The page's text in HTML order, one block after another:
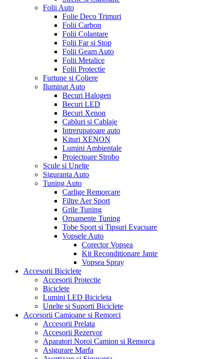
Folii Auto
Folie Deco Trimuri
Folii Carbon
Folii Colantare
Folii Far si Stop
Folii Geam Auto
Folii Metalice
Folii Protectie
Furtune si Coliere
Iluminat Auto
Becuri Halogen
Becuri LED
Becuri Xenon
Cabluri si Cablaje
Intrerupatoare auto
Kituri XENON
Lumini Ambientale
Proiectoare Strobo
Scule si Unelte
Siguranta Auto
Tuning Auto
Carlige Remorcare
Filtre Aer Sport
Grile Tuning
Ornamente Tuning
Tobe Sport si Tipsuri Evacuare
Vopsele Auto
Corector Vopsea
Kit Reconditionare Jante
Vopsea Spray
Accesorii Biciclete
Accesorii Protectie
Biciclete
Lumini LED Bicicleta
Unelte si Suporti Biciclete
Accesorii Camioane si Remorci
Accesorii Prelata
Accesorii Rezervor
Aparatori Noroi Camion si Remorca
Asigurare Marfa